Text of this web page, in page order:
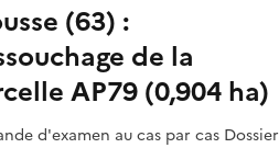
(63) :
de la
AP79 (0,904 ha)
d'examen au cas par cas Dossier